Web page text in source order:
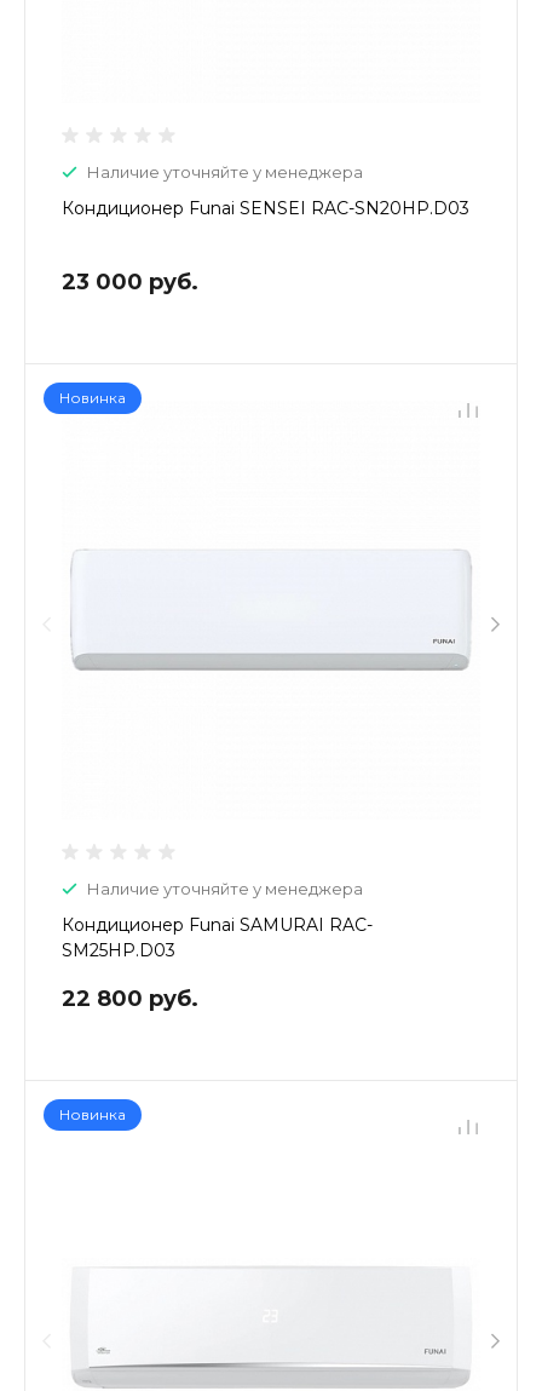
Наличие уточняйте у менеджера
Кондиционер Funai SENSEI RAC-SN20HP.D03
23 000 руб.
Новинка
Наличие уточняйте у менеджера
Кондиционер Funai SAMURAI RAC-
SM25HP.D03
22 800 руб.
Новинка